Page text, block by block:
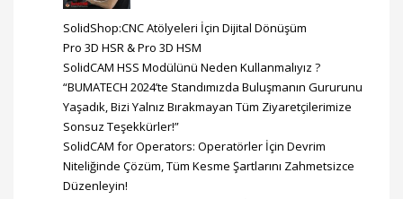
SolidShop:CNC Atölyeleri İçin Dijital Dönüşüm
Pro 3D HSR & Pro 3D HSM
SolidCAM HSS Modülünü Neden Kullanmalıyız ?
“BUMATECH 2024’te Standımızda Buluşmanın Gururunu
Yaşadık, Bizi Yalnız Bırakmayan Tüm Ziyaretçilerimize
Sonsuz Teşekkürler!”
SolidCAM for Operators: Operatörler İçin Devrim
Niteliğinde Çözüm, Tüm Kesme Şartlarını Zahmetsizce
Düzenleyin!